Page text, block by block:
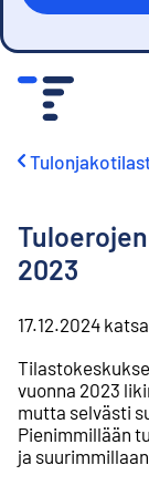
2023
17.12.2024
vuonna 2023
mutta selvästi
Pienimmillään
ja